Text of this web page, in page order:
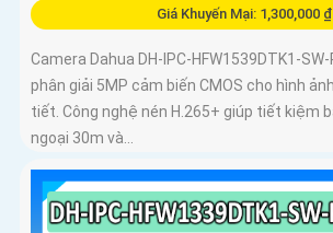
Giá Khuyến Mại: 1,300,000 ₫
Camera Dahua DH-IPC-HFW1539DTK1-
phân giải 5MP cảm biến CMOS cho hình
tiết. Công nghệ nén H.265+ giúp tiết kiệm
ngoại 30m và...